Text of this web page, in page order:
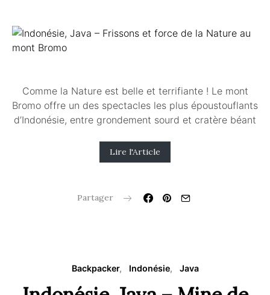
Comme la Nature est belle et terrifiante ! Le mont
Bromo offre un des spectacles les plus époustouflants
d’Indonésie, entre grondement sourd et cratère béant
Lire l'Article
Partager
Backpacker Indonésie Java